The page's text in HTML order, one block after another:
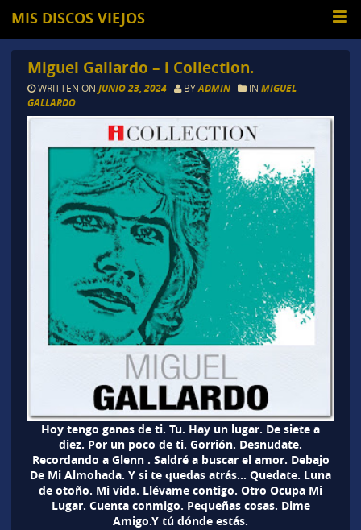
MIS DISCOS VIEJOS
Miguel Gallardo – i Collection.
WRITTEN ON JUNIO 23, 2024 BYADMIN IN MIGUEL
GALLARDO
Hoy tengo ganas de ti. Tu. Hay un lugar. De siete a
diez. Por un poco de ti. Gorrión. Desnudate.
Recordando a Glenn . Saldré a buscar el amor. Debajo
De Mi Almohada. Y si te quedas atrás… Quedate. Luna
de otoño. Mi vida. Llévame contigo. Otro Ocupa Mi
Lugar. Cuenta conmigo. Pequeñas cosas. Dime
Amigo.Y tú dónde estás.